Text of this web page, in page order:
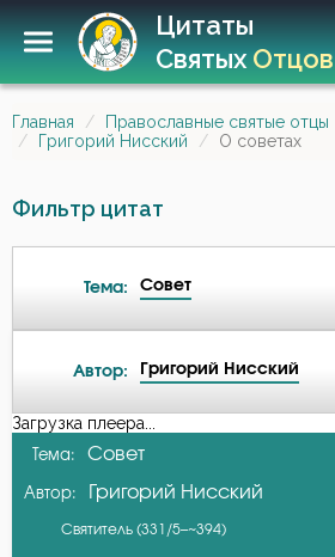
Цитаты
СвятыхОтцов
Главная
Православные святые отцы
Григорий Нисский
О советах
Фильтр цитат
Тема: Совет
Ангел
Бедность
Автор: Григорий Нисский
А-я
Авва Исайя (Скитский)
Загрузка плеера...
Тема: Совет
Автор: Григорий Нисский
Святитель (331/5–~394)